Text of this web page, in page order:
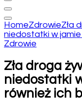
HomeZdrowieZła
niedostatki w
Zdrowie
Zła droga
niedostatki
również ich